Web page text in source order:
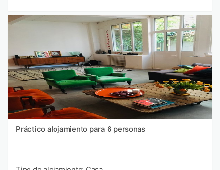
Práctico alojamiento para 6 personas